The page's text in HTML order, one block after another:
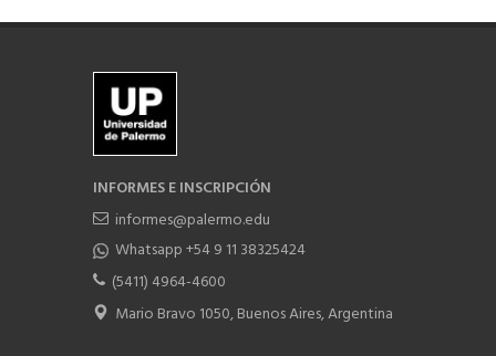
INFORMES E INSCRIPCIÓN
informes@palermo.edu
Whatsapp +54 9 11 38325424
(5411) 4964-4600
Mario Bravo 1050, Buenos Aires, Argentina